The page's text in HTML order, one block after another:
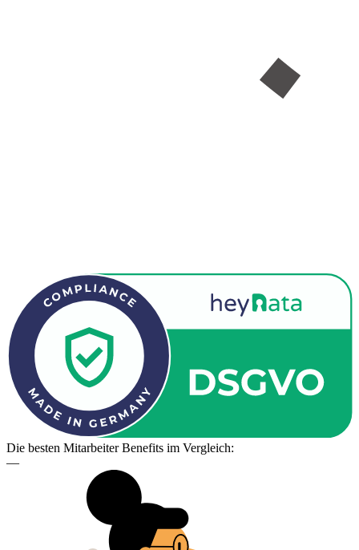
Die besten Mitarbeiter Benefits im Vergleich:
—